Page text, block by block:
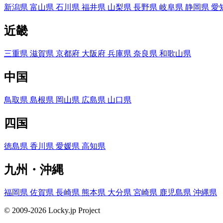
新潟県 富山県 石川県 福井県 山梨県 長野県 岐阜県 静岡県 愛
近畿
三重県 滋賀県 京都府 大阪府 兵庫県 奈良県 和歌山県
中国
鳥取県 島根県 岡山県 広島県 山口県
四国
徳島県 香川県 愛媛県 高知県
九州・沖縄
福岡県 佐賀県 長崎県 熊本県 大分県 宮崎県 鹿児島県 沖縄県
© 2009-2026 Locky.jp Project